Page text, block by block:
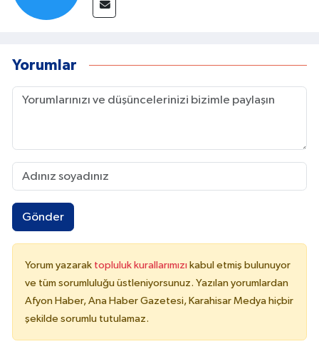
Yorumlar
Gönder
Yorum yazarak topluluk kurallarımızı kabul etmiş bulunuyor
ve tüm sorumluluğu üstleniyorsunuz. Yazılan yorumlardan
Afyon Haber, Ana Haber Gazetesi, Karahisar Medya hiçbir
şekilde sorumlu tutulamaz.